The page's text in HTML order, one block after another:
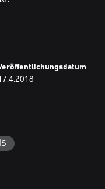
ob du die Items